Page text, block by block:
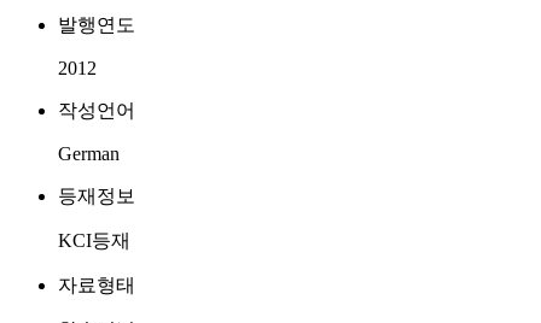
발행연도
2012
작성언어
German
등재정보
KCI등재
자료형태